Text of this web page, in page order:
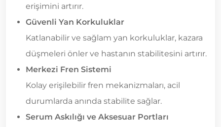
erişimini artırır.
Güvenli Yan Korkuluklar
Katlanabilir ve sağlam yan korkuluklar, kazara
düşmeleri önler ve hastanın stabilitesini artırır.
Merkezi Fren Sistemi
Kolay erişilebilir fren mekanizmaları, acil
durumlarda anında stabilite sağlar.
Serum Askılığı ve Aksesuar Portları